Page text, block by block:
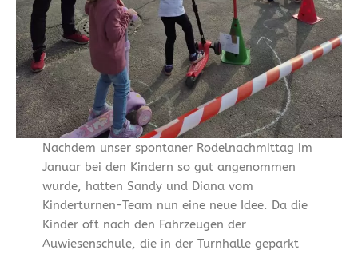
Nachdem unser spontaner Rodelnachmittag im
Januar bei den Kindern so gut angenommen
wurde, hatten Sandy und Diana vom
Kinderturnen-Team nun eine neue Idee. Da die
Kinder oft nach den Fahrzeugen der
Auwiesenschule, die in der Turnhalle geparkt